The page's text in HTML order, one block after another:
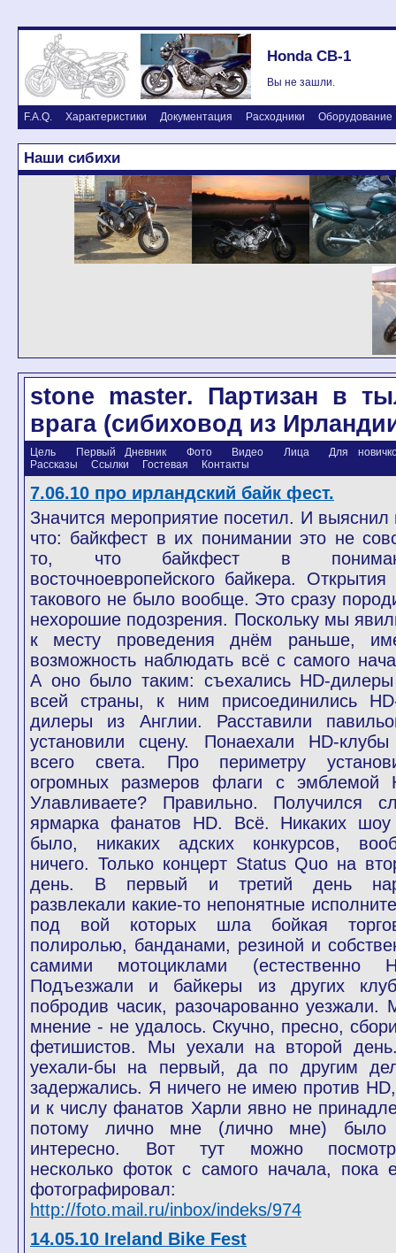
Honda CB-1
Вы не зашли.
F.A.Q. Характеристики Документация Расходники Оборудование
Наши сибихи
stone master. Партизан в
врага (сибиховод из
Цель Первый Дневник Фото Видео Лица
Для
Рассказы
Ссылки Гостевая Контакты
7.06.10 про ирландский байк фест.
Значится мероприятие посетил. И выяснил
что: байкфест в их понимании это не
то, что байкфест в
восточноевропейского байкера. Открытия
такового не было вообще. Это сразу
нехорошие подозрения. Поскольку мы
к месту проведения днём раньше,
возможность наблюдать всё с самого
А оно было таким: съехались HD-
всей страны, к ним присоединились
дилеры из Англии. Расставили
установили сцену. Понаехали HD-
всего света. Про периметру
огромных размеров флаги с эмблемой
Улавливаете? Правильно. Получился
ярмарка фанатов HD. Всё. Никаких
было, никаких адских конкурсов,
ничего. Только концерт Status Quo на
день. В первый и третий день
развлекали какие-то непонятные
под вой которых шла бойкая
полиролью, банданами, резиной и
самими мотоциклами (естественно
Подъезжали и байкеры из других
побродив часик, разочарованно уезжали.
мнение - не удалось. Скучно, пресно,
фетишистов. Мы уехали на второй
уехали-бы на первый, да по другим
задержались. Я ничего не имею против
и к числу фанатов Харли явно не
потому лично мне (лично мне) было
интересно. Вот тут можно
несколько фоток с самого начала, пока
фотографировал:
http://foto.mail.ru/inbox/indeks/974
14.05.10 Ireland Bike Fest